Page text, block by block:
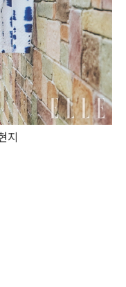
지